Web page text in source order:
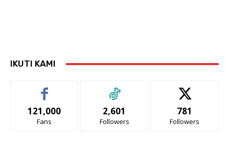
IKUTI KAMI
121,000
Fans
2,601
Followers
781
Followers